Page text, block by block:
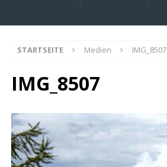
STARTSEITE Medien IMG_8507
IMG_8507